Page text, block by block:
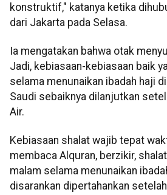
konstruktif," katanya ketika
dari Jakarta pada Selasa.
Ia mengatakan bahwa otak
Jadi, kebiasaan-kebiasaan baik
selama menunaikan ibadah haji
Saudi sebaiknya dilanjutkan
Air.
Kebiasaan shalat wajib tepat
membaca Alquran, berzikir,
malam selama menunaikan
disarankan dipertahankan